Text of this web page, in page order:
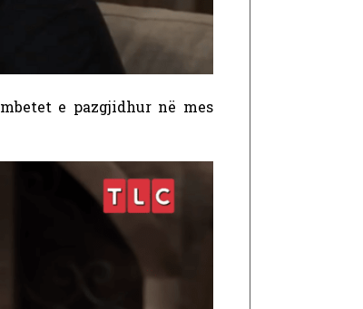
mbetet e pazgjidhur në mes